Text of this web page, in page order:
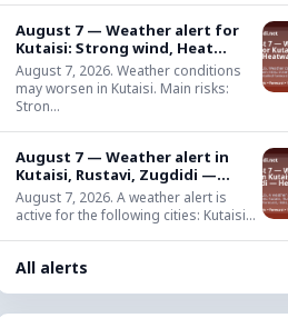
August 7 — Weather alert for
Kutaisi: Strong wind, Heat...
August 7, 2026. Weather conditions
may worsen in Kutaisi. Main risks:
Stron...
August 7 — Weather alert in
Kutaisi, Rustavi, Zugdidi —...
August 7, 2026. A weather alert is
active for the following cities: Kutaisi...
All alerts